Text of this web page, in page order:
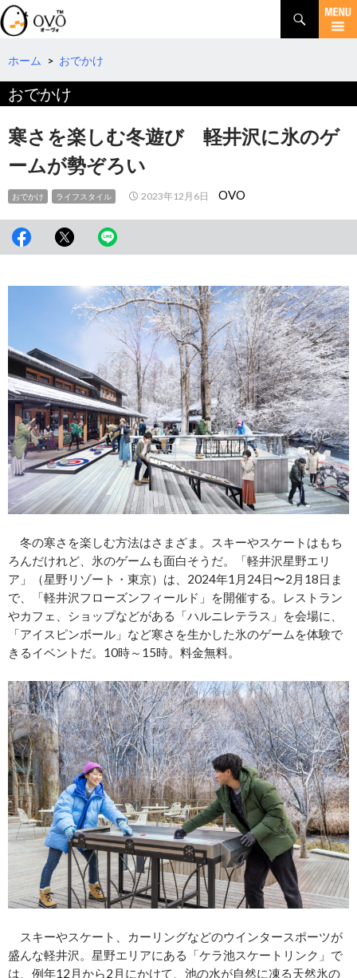
検
索
コ
テ
ツ
へ
移
動
ホーム > おでかけ
おでかけ
寒さを楽しむ冬遊び 軽井沢に氷のゲ
ームが勢ぞろい
おでかけ ライフスタイル 2023年12月6日 OVO
冬の寒さを楽しむ方法はさまざま。スキーやスケートはもち
ろんだけれど、氷のゲームも面白そうだ。「軽井沢星野エリ
ア」（星野リゾート・東京）は、2024年1月24日〜2月18日ま
で、「軽井沢フローズンフィールド」を開催する。レストラン
やカフェ、ショップなどがある「ハルニレテラス」を会場に、
「アイスピンボール」など寒さを生かした氷のゲームを体験で
きるイベントだ。10時～15時。料金無料。
スキーやスケート、カーリングなどのウインタースポーツが
盛んな軽井沢。星野エリアにある「ケラ池スケートリンク」で
は、例年12月から2月にかけて、池の水が自然に凍る天然氷の